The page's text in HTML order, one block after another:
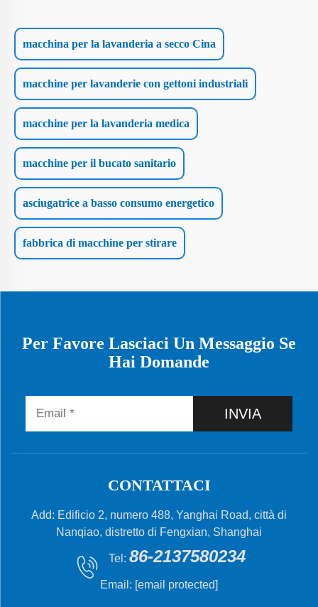
macchina per la lavanderia a secco Cina
macchine per lavanderie con gettoni industriali
macchine per la lavanderia medica
macchine per il bucato sanitario
asciugatrice a basso consumo energetico
fabbrica di macchine per stirare
Per Favore Lasciaci Un Messaggio Se
Hai Domande
INVIA
CONTATTACI
Add: Edificio 2, numero 488, Yanghai Road, città di
Nanqiao, distretto di Fengxian, Shanghai
Tel: 86-2137580234
Email: [email protected]